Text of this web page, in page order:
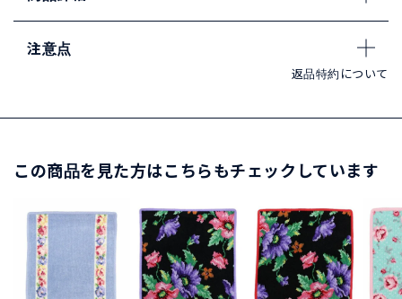
注意点
返品特約について
この商品を見た方はこちらもチェックしています